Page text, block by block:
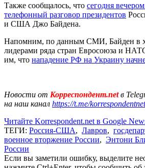
Также сообщалось, что сегодня
телефонный разговор президентов
и США Джо Байдена.
Напомним, по данным СМИ, Байден в
лидерами ряда стран Евросоюза и
им, что нападение РФ на Украину
Новости от Корреспондент.netв
на наш канал https://t.me/korrespondentnet
Читайте Korrespondent.net в Google
ТЕГИ: Россия-США, Лавров,
военное вторжение России, Энтони
России
Если вы заметили ошибку, выделите